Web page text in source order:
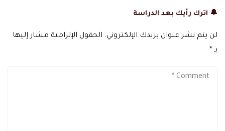
🔔 اترك رأيك بعد الدراسة
لن يتم نشر عنوان بريدك الإلكتروني. الحقول الإلزامية مشار إليها
بـ *